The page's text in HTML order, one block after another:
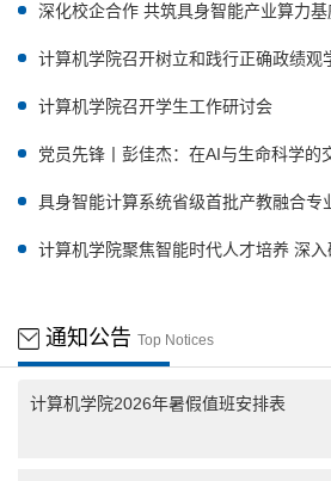
战活动
深化校企合作 共筑具身智能产业算力基
议
计算机学院召开树立和践行正确政绩观
计算机学院召开学生工作研讨会
党员先锋丨彭佳杰：在AI与生命科学的
具身智能计算系统省级首批产教融合专
幕
计算机学院聚焦智能时代人才培养 深入
通知公告 Top Notices
计算机学院2026年暑假值班安排表